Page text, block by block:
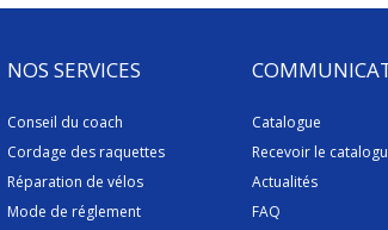
NOS SERVICES
Conseil du coach
Cordage des raquettes
Réparation de vélos
Mode de réglement
Catalogue
Recevoir le
Actualités
FAQ